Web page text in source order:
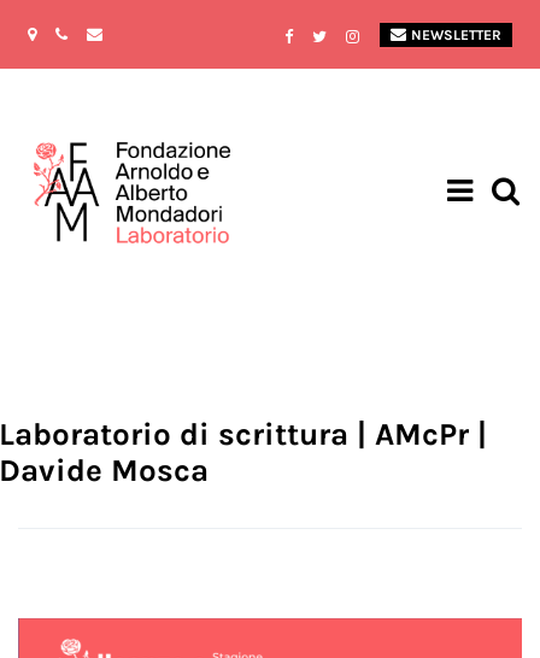
NEWSLETTER
Laboratorio di scrittura | AMcPr |
Davide Mosca